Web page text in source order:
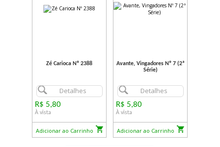
Zé Carioca Nº 2388
Detalhes
R$ 5,80
À vista
Adicionar ao Carrinho
Avante, Vingadores Nº 7 (2ª
Série)
Detalhes
R$ 5,80
À vista
Adicionar ao Carrinho